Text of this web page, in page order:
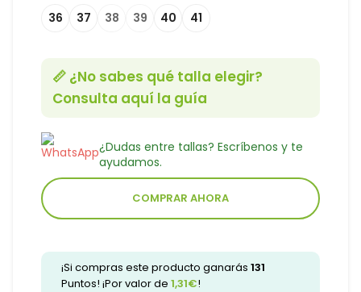
36 37 38 39 40 41
📏 ¿No sabes qué talla elegir?
Consulta aquí la guía
¿Dudas entre tallas? Escríbenos y te
ayudamos.
COMPRAR AHORA
¡Si compras este producto ganarás 131
Puntos! ¡Por valor de 1,31€!